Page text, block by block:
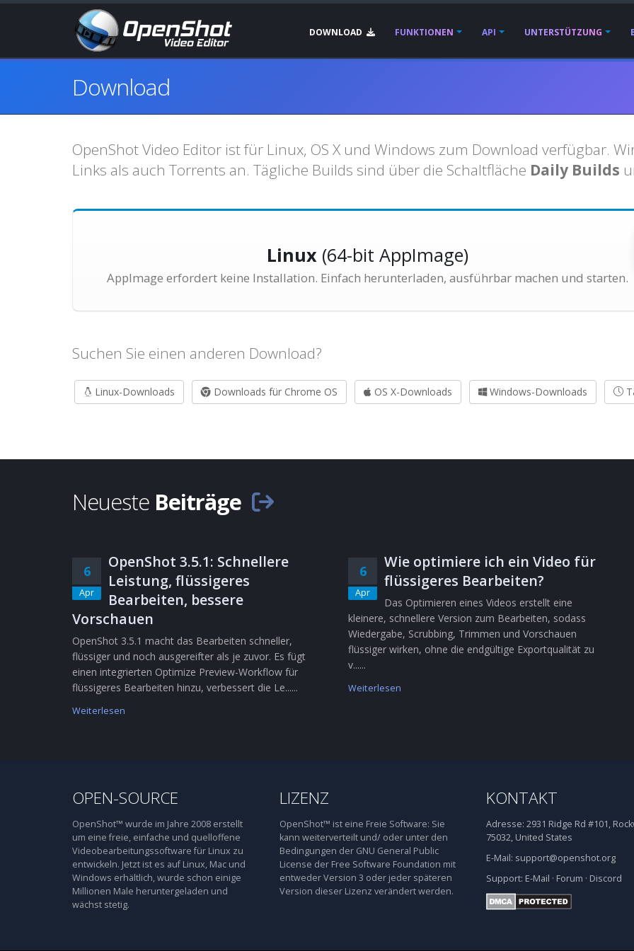
DOWNLOAD FUNKTIONEN API UNTERSTÜTZUNG
Download
OpenShot Video Editor ist für Linux, OS X und Windows zum Download verfügbar.
Links als auch Torrents an. Tägliche Builds sind über die Schaltfläche Daily Builds
Linux (64-bit AppImage)
AppImage erfordert keine Installation. Einfach herunterladen, ausführbar machen und starten.
Suchen Sie einen anderen Download?
Linux-Downloads Downloads für Chrome OS OS X-Downloads Windows-Downloads
Neueste Beiträge
6
Apr
OpenShot 3.5.1: Schnellere
Leistung, flüssigeres
Bearbeiten, bessere
Vorschauen
OpenShot 3.5.1 macht das Bearbeiten schneller,
flüssiger und noch ausgereifter als je zuvor. Es fügt
einen integrierten Optimize Preview-Workflow für
flüssigeres Bearbeiten hinzu, verbessert die Le......
Weiterlesen
6
Apr
Wie optimiere ich ein Video für
flüssigeres Bearbeiten?
Das Optimieren eines Videos erstellt eine
kleinere, schnellere Version zum Bearbeiten, sodass
Wiedergabe, Scrubbing, Trimmen und Vorschauen
flüssiger wirken, ohne die endgültige Exportqualität zu
v......
Weiterlesen
OPEN-SOURCE
OpenShot™ wurde im Jahre 2008 erstellt
um eine freie, einfache und quelloffene
Videobearbeitungssoftware für Linux zu
entwickeln. Jetzt ist es auf Linux, Mac und
Windows erhältlich, wurde schon einige
Millionen Male heruntergeladen und
wächst stetig.
LIZENZ
OpenShot™ ist eine Freie Software: Sie
kann weiterverteilt und/ oder unter den
Bedingungen der GNU General Public
License der Free Software Foundation mit
entweder Version 3 oder jeder späteren
Version dieser Lizenz verändert werden.
KONTAKT
Adresse: 2931 Ridge Rd #101,
75032, United States
E-Mail: support@openshot.org
Support: E-Mail · Forum · Discord